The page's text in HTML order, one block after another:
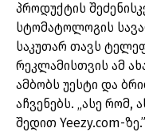
პროდუქტის
სტომატოლოგის
საკუთარ თავს
რეკლამისთვის ამ
ამბობს უესტი და
აჩვენებს. „ასე რომ,
შედით Yeezy.com-ზე.”